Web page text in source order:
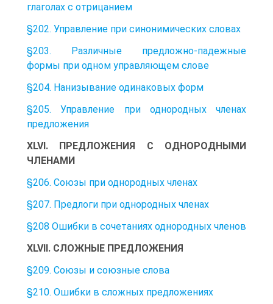
глаголах с отрицанием
§202. Управление при синонимических словах
§203. Различные предложно-падежные
формы при одном управляющем слове
§204. Нанизывание одинаковых форм
§205. Управление при однородных членах
предложения
XLVI. ПРЕДЛОЖЕНИЯ С ОДНОРОДНЫМИ
ЧЛЕНАМИ
§206. Союзы при однородных членах
§207. Предлоги при однородных членах
§208 Ошибки в сочетаниях однородных членов
XLVII. СЛОЖНЫЕ ПРЕДЛОЖЕНИЯ
§209. Союзы и союзные слова
§210. Ошибки в сложных предложениях